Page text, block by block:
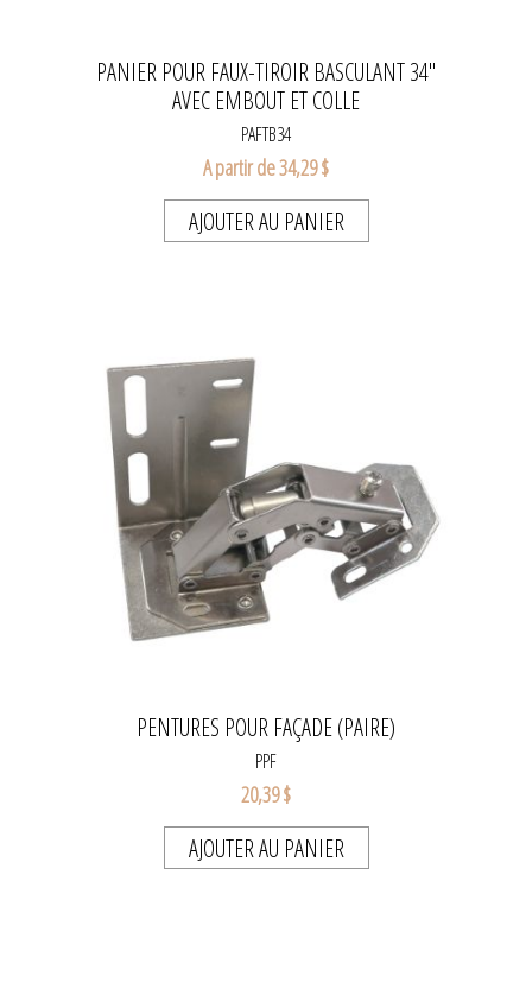
PANIER POUR FAUX-TIROIR BASCULANT 34''
AVEC EMBOUT ET COLLE
PAFTB34
A partir de 34,29 $
AJOUTER AU PANIER
PENTURES POUR FAÇADE (PAIRE)
PPF
20,39 $
AJOUTER AU PANIER